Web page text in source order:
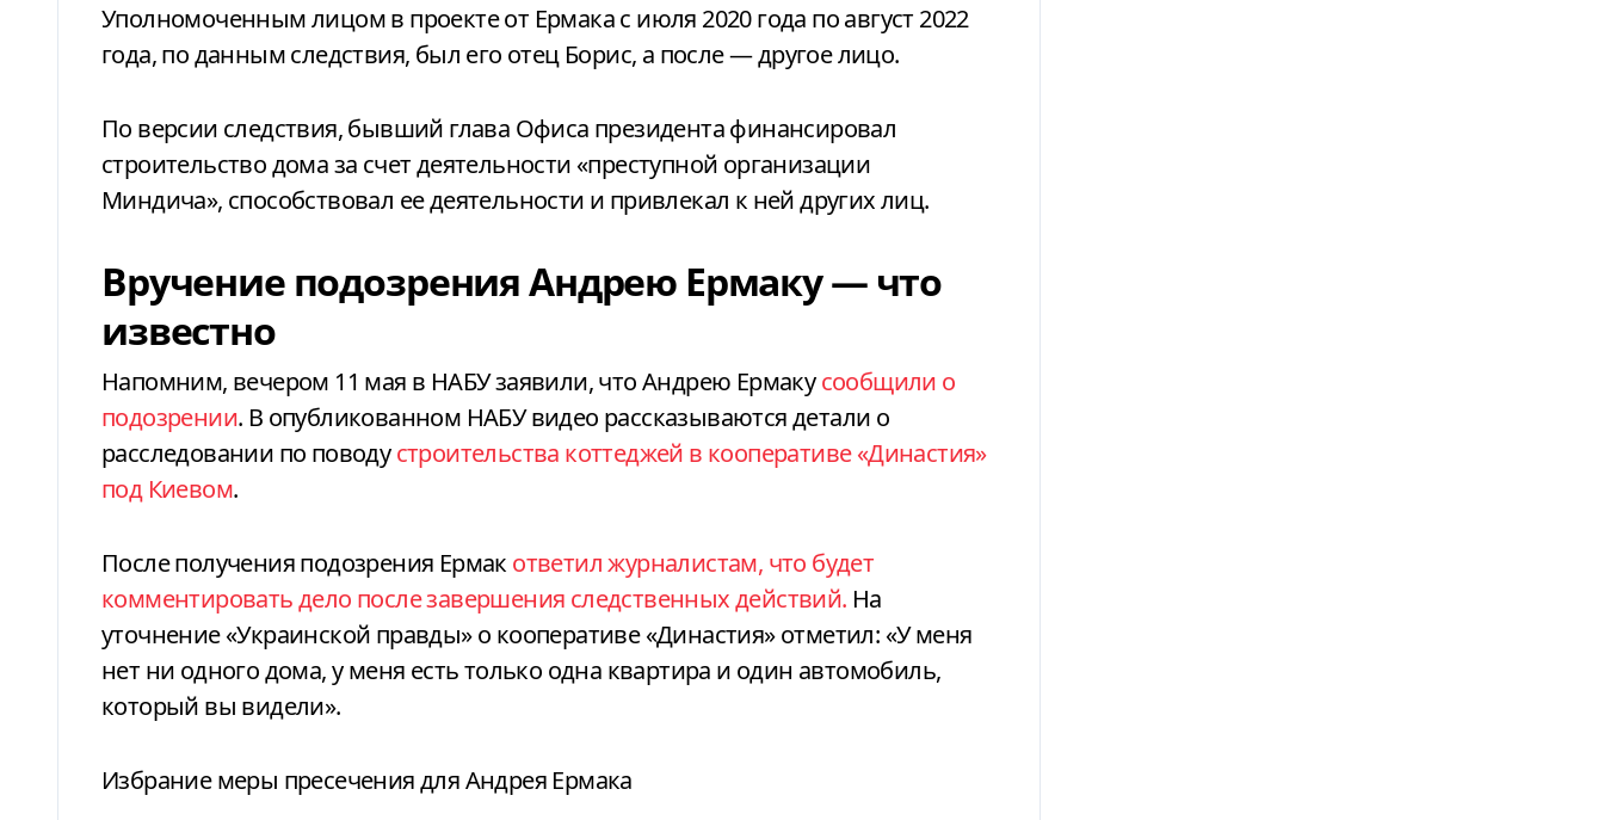
Уполномоченным лицом в проекте от Ермака с июля 2020 года по август 2022
года, по данным следствия, был его отец Борис, а после — другое лицо.
По версии следствия, бывший глава Офиса президента финансировал
строительство дома за счет деятельности «преступной организации
Миндича», способствовал ее деятельности и привлекал к ней других лиц.
Вручение подозрения Андрею Ермаку — что
известно
Напомним, вечером 11 мая в НАБУ заявили, что Андрею Ермакусообщили о
подозрении. В опубликованном НАБУ видео рассказываются детали о
расследовании по поводустроительства коттеджей в кооперативе «Династия»
под Киевом.
После получения подозрения Ермак ответил журналистам, что будет
комментировать дело после завершения следственных действий. На
уточнение «Украинской правды» о кооперативе «Династия» отметил: «У меня
нет ни одного дома, у меня есть только одна квартира и один автомобиль,
который вы видели».
Избрание меры пресечения для Андрея Ермака